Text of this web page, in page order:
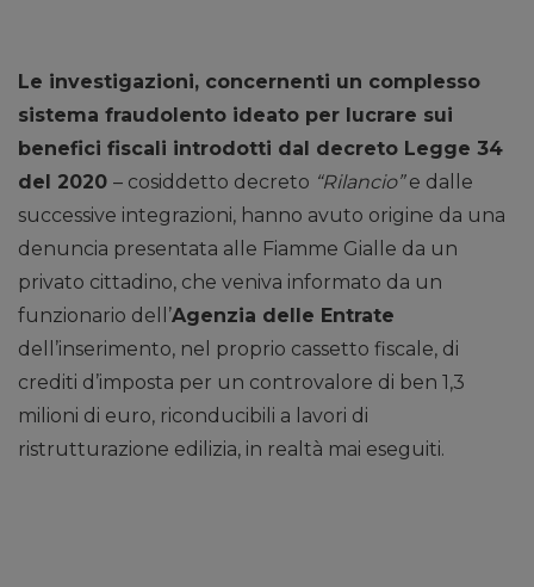
Le investigazioni, concernenti un complesso
sistema fraudolento ideato per lucrare sui
benefici fiscali introdotti dal decreto Legge 34
del 2020 – cosiddetto decreto “Rilancio”e dalle
successive integrazioni, hanno avuto origine da una
denuncia presentata alle Fiamme Gialle da un
privato cittadino, che veniva informato da un
funzionario dell’Agenzia delle Entrate
dell’inserimento, nel proprio cassetto fiscale, di
crediti d’imposta per un controvalore di ben 1,3
milioni di euro, riconducibili a lavori di
ristrutturazione edilizia, in realtà mai eseguiti.